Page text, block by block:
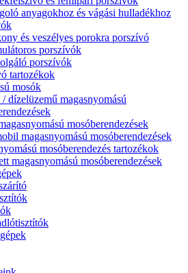
anyagokhoz és vágási hulladékhoz
és veszélyes porokra porszívó
porszívók
porszívók
tartozékok
mosók
dízelüzemű magasnyomású
mosóberendezések
magasnyomású mosóberendezések
mosóberendezés tartozékok
magasnyomású mosóberendezések